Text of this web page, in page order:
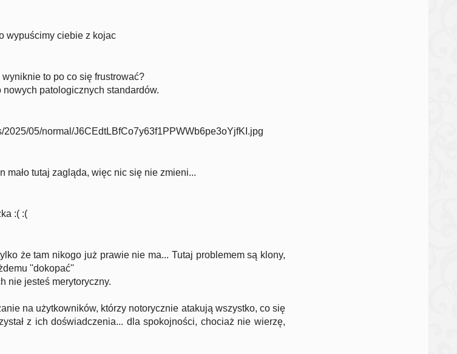
wypuścimy ciebie z kojac
to po co się frustrować?
patologicznych standardów.
2025/05/normal/J6CEdtLBfCo7y63f1PPWWb6pe3oYjfKI.jpg
mało tutaj zagląda, więc nic się nie zmieni...
:( :(
że tam nikogo już prawie nie ma... Tutaj problemem są klony,
''dokopać''
nie jesteś merytoryczny.
na użytkowników, którzy notorycznie atakują wszystko, co się
z ich doświadczenia... dla spokojności, chociaż nie wierzę,